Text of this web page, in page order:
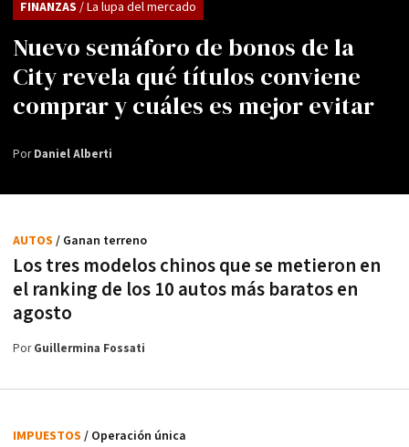
Nuevo semáforo de bonos de la
City revela qué títulos conviene
comprar y cuáles es mejor evitar
FINANZAS / La lupa del mercado
PorDaniel Alberti
Los tres modelos chinos que se metieron en
el ranking de los 10 autos más baratos en
agosto
AUTOS / Ganan terreno
PorGuillermina Fossati
IMPUESTOS / Operación única